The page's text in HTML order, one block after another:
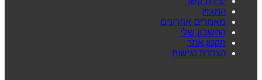
המגזין
מאמרים אחרונים
החשבון שלי
תקנון אתר
הצהרת נגישות